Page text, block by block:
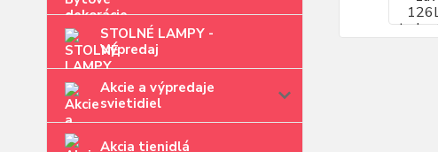
STOLNÉ LAMPY -
Výpredaj
Akcie a výpredaje
svietidiel
Akcia tienidlá